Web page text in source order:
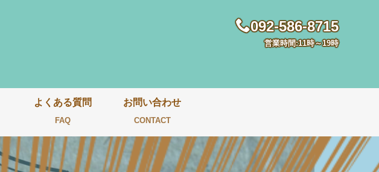
092-586-8715
営業時間:11時～19時
よくある質問
FAQ
お問い合わせ
CONTACT